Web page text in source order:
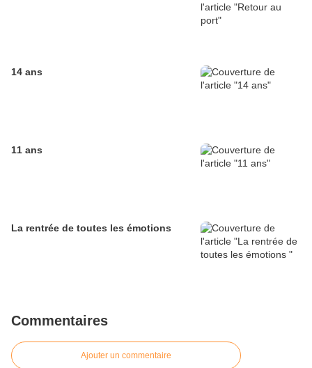
14 ans
11 ans
La rentrée de toutes les émotions
Commentaires
Ajouter un commentaire